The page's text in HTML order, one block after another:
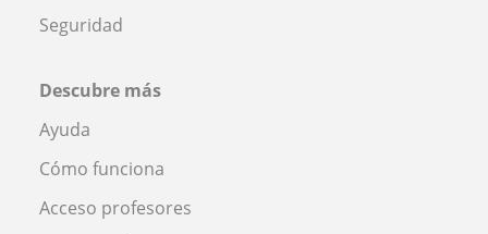
Seguridad
Descubre más
Ayuda
Cómo funciona
Acceso profesores